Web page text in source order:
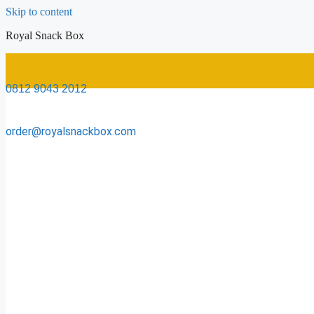
Skip to content
Royal Snack Box
0812 9043 2012
order@royalsnackbox.com